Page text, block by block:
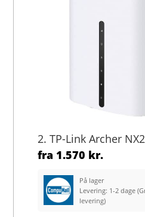
2. TP-Link Archer
fra 1.570 kr.
På lager
Levering: 1-2 dage
levering)